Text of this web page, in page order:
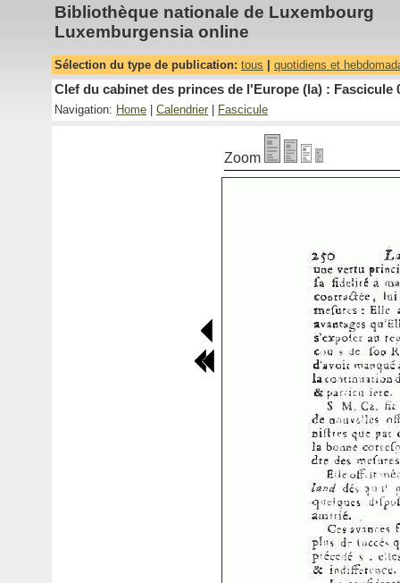
Bibliothèque nationale de Luxembourg
Luxemburgensia online
Sélection du type de publication: tous quotidiens et
Clef du cabinet des princes de l'Europe (la) : Fascicule
Navigation: Home Calendrier Fascicule
Zoom